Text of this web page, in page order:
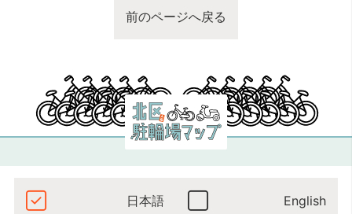
前のページへ戻る
日本語 English